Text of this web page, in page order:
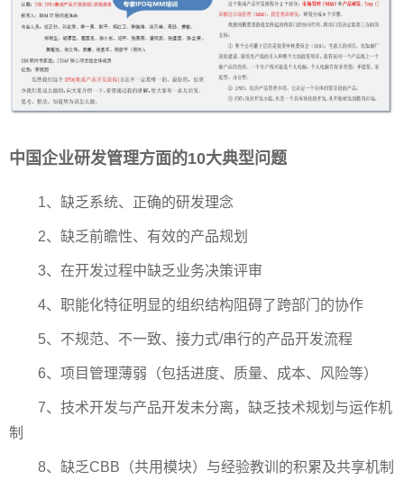
中国企业研发管理方面的10大典型问题
1、缺乏系统、正确的研发理念
2、缺乏前瞻性、有效的产品规划
3、在开发过程中缺乏业务决策评审
4、职能化特征明显的组织结构阻碍了跨部门的协作
5、不规范、不一致、接力式/串行的产品开发流程
6、项目管理薄弱（包括进度、质量、成本、风险等）
7、技术开发与产品开发未分离，缺乏技术规划与运作机
制
8、缺乏CBB（共用模块）与经验教训的积累及共享机制